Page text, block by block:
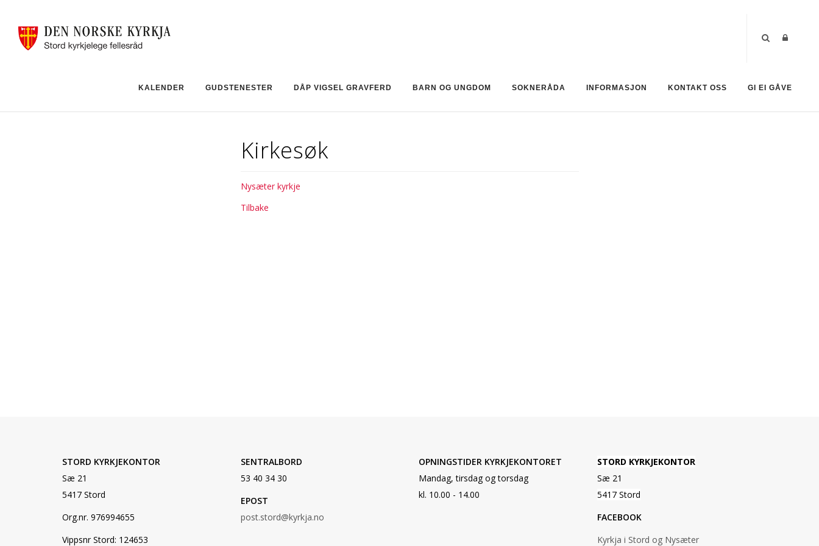
KALENDER GUDSTENESTER DÅP VIGSEL GRAVFERD BARN OG UNGDOM SOKNERÅDA INFORMASJON KONTAKT OSS GI EI GÅVE
Kirkesøk
Nysæter kyrkje
Tilbake
STORD KYRKJEKONTOR
Sæ 21
5417 Stord
Org.nr. 976994655
Vippsnr Stord: 124653
SENTRALBORD
53 40 34 30
EPOST
post.stord@kyrkja.no
OPNINGSTIDER KYRKJEKONTORET
Mandag, tirsdag og torsdag
kl. 10.00 - 14.00
STORD KYRKJEKONTOR
Sæ 21
5417 Stord
FACEBOOK
Kyrkja i Stord og Nysæter